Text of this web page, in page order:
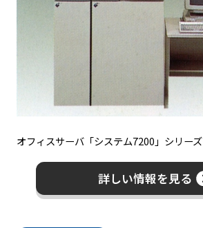
オフィスサーバ「システム7200」シリーズ
詳しい情報を見る